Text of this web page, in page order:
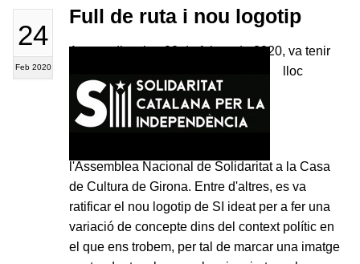
24
Feb 2020
Full de ruta i nou logotip
Aquest dissabte 22 de febrer de 2020, va tenir
lloc
l'Assemblea Nacional de Solidaritat a la Casa
de Cultura de Girona. Entre d'altres, es va
ratificar el nou logotip de SI ideat per a fer una
variació de concepte dins del context polític en
el que ens trobem, per tal de marcar una imatge